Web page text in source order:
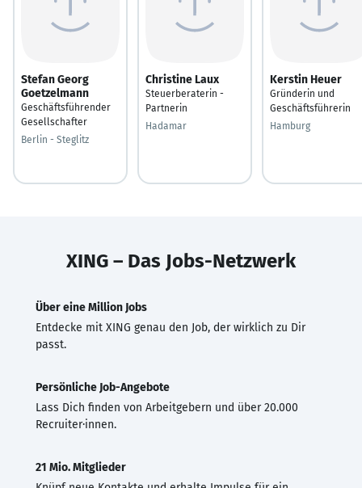
Stefan Georg
Goetzelmann
Geschäftsführender
Gesellschafter
Berlin - Steglitz
Christine Laux
Steuerberaterin -
Partnerin
Hadamar
Kerstin Heuer
Gründerin und
Geschäftsführerin
Hamburg
XING – Das Jobs-Netzwerk
Über eine Million Jobs
Entdecke mit XING genau den Job, der wirklich zu Dir
passt.
Persönliche Job-Angebote
Lass Dich finden von Arbeitgebern und über 20.000
Recruiter·innen.
21 Mio. Mitglieder